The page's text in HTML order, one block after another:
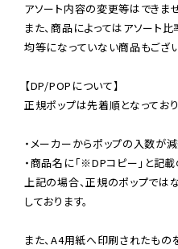
アソート内容の変更等はできませ
また、商品によってはアソート比
均等になっていない商品もござい
【DP/POPについて】
正規ポップは先着順となっており
・メーカーからポップの入数が
・商品名に「※DPコピー」と記
上記の場合、正規のポップでは
しております。
また、A4用紙へ印刷されたもの